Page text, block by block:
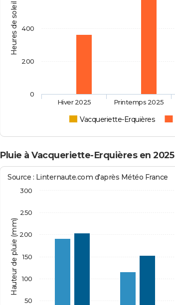
Heures de soleil
Vacqueriette-Erquières
Hiver 2025 Printemps 2025
0
200
400
Pluie à Vacqueriette-Erquières en 2025
Hauteur de pluie (mm)
Source : Linternaute.com d'après Météo France
50
100
150
200
250
300